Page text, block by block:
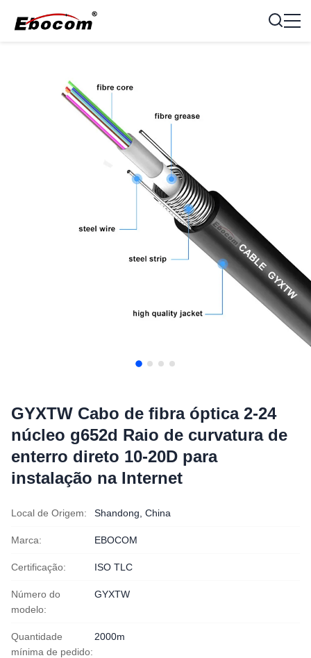
GYXTW Cabo de fibra óptica 2-24
núcleo g652d Raio de curvatura de
enterro direto 10-20D para
instalação na Internet
Local de Origem: Shandong, China
Marca: EBOCOM
Certificação: ISO TLC
Número do
modelo:
GYXTW
Quantidade
mínima de pedido:
2000m